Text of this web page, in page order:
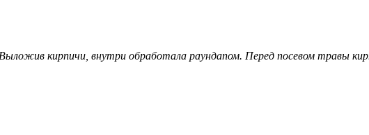
Выложив кирпичи, внутри обработала раундапом. Перед посевом травы